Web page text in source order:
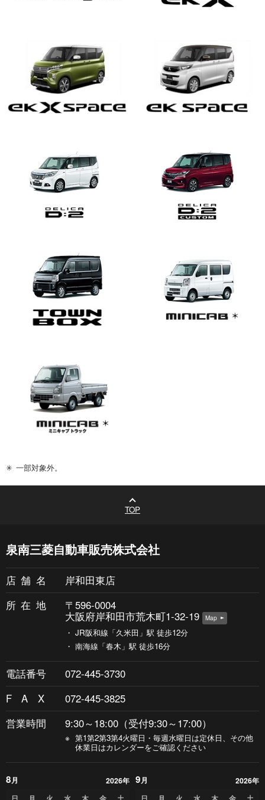
✳︎ 一部対象外。
泉南三菱自動車販売株式会社
店舗 名
岸和田東店
所在 地 〒596-0004
大阪府岸和田市荒木町1-32-19 Map
・ JR阪和線「久米田」駅 徒歩12分
・ 南海線「春木」駅 徒歩16分
電話番号
072-445-3730
FA X
072-445-3825
営業時間
9:30～18:00（受付9:30～17:00）
※ 第1第2第3第4火曜日・毎週水曜日は定休日、その他
休業日はカレンダーをご確認ください
8月
2026年 9月
2026年